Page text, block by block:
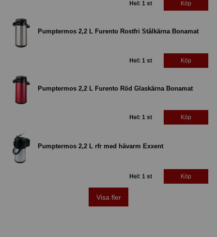
Hel: 1 st Köp
Pumptermos 2,2 L Furento Rostfri Stålkärna Bonamat
Hel: 1 st Köp
Pumptermos 2,2 L Furento Röd Glaskärna Bonamat
Hel: 1 st Köp
Pumptermos 2,2 L rfr med hävarm Exxent
Hel: 1 st Köp
Visa fler